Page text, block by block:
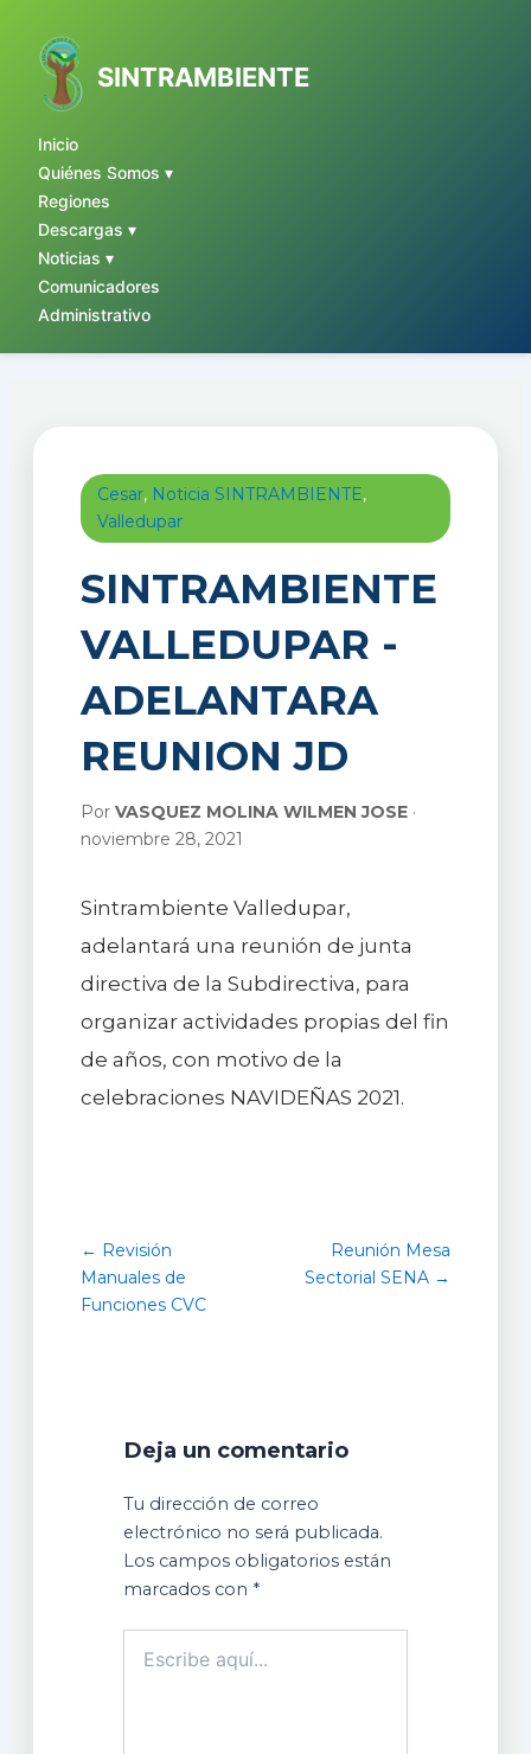
SINTRAMBIENTE
Inicio
Quiénes Somos ▾
Regiones
Descargas ▾
Noticias ▾
Comunicadores
Administrativo
contenido
Cesar, Noticia SINTRAMBIENTE,
Valledupar
SINTRAMBIENTE
VALLEDUPAR -
ADELANTARA
REUNION JD
Por VASQUEZ MOLINA WILMEN JOSE·
noviembre 28, 2021
Sintrambiente Valledupar,
adelantará una reunión de junta
directiva de la Subdirectiva, para
organizar actividades propias del fin
de años, con motivo de la
celebraciones NAVIDEÑAS 2021.
← Revisión
Manuales de
Funciones CVC
Reunión Mesa
Sectorial SENA →
Deja un comentario
Tu dirección de correo
electrónico no será publicada.
Los campos obligatorios están
marcados con *
aquí...